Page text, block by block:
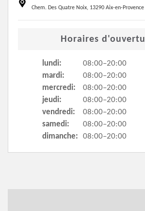
Chem. Des Quatre Noix, 13290 Aix-en-Provence
Horaires
lundi:
08:00–20:00
mardi:
08:00–20:00
mercredi:
08:00–20:00
jeudi:
08:00–20:00
vendredi:
08:00–20:00
samedi:
08:00–20:00
dimanche:
08:00–20:00